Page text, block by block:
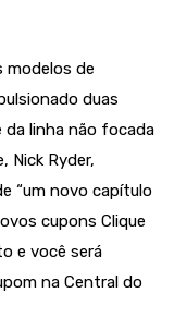
modelos de
duas
da linha não focada
Nick Ryder,
“um novo capítulo
cupons Clique
e você será
na Central do